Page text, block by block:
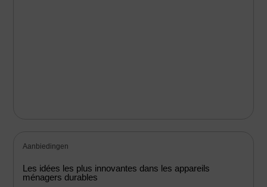
Aanbiedingen
Les idées les plus innovantes dans les appareils
ménagers durables